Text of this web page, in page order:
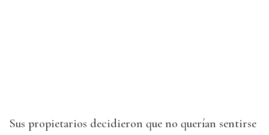
Sus propietarios decidieron que no querían sentirse